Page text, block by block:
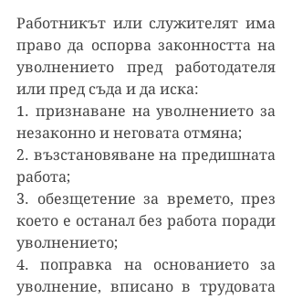
Работникът или служителят има
право да оспорва законността на
уволнението пред работодателя
или пред съда и да иска:
1. признаване на уволнението за
незаконно и неговата отмяна;
2. възстановяване на предишната
работа;
3. обезщетение за времето, през
което е останал без работа поради
уволнението;
4. поправка на основанието за
уволнение, вписано в трудовата